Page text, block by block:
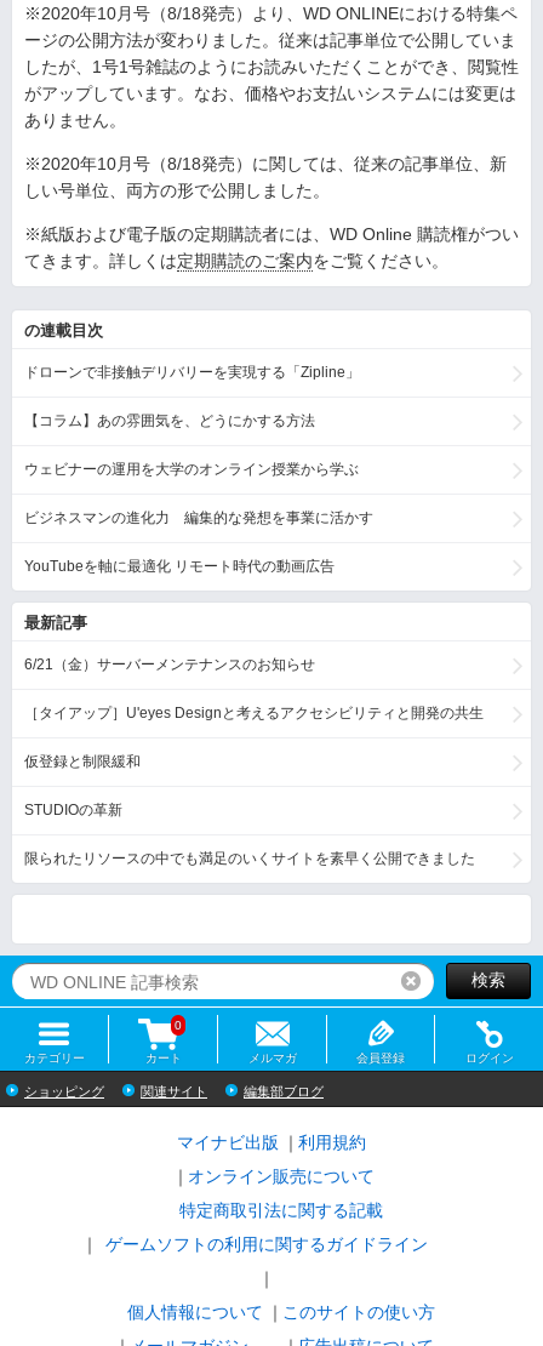
※2020年10月号（8/18発売）より、WD ONLINEにおける特集ペ
ージの公開方法が変わりました。従来は記事単位で公開していま
したが、1号1号雑誌のようにお読みいただくことができ、閲覧性
がアップしています。なお、価格やお支払いシステムには変更は
ありません。
※2020年10月号（8/18発売）に関しては、従来の記事単位、新
しい号単位、両方の形で公開しました。
※紙版および電子版の定期購読者には、WD Online 購読権がつい
てきます。詳しくは定期購読のご案内をご覧ください。
の連載目次
ドローンで非接触デリバリーを実現する「Zipline」
【コラム】あの雰囲気を、どうにかする方法
ウェビナーの運用を大学のオンライン授業から学ぶ
ビジネスマンの進化力 編集的な発想を事業に活かす
YouTubeを軸に最適化 リモート時代の動画広告
最新記事
6/21（金）サーバーメンテナンスのお知らせ
［タイアップ］U'eyes Designと考えるアクセシビリティと開発の共生
仮登録と制限緩和
STUDIOの革新
限られたリソースの中でも満足のいくサイトを素早く公開できました
リセット検索
カテゴリー カート
0
メルマガ 会員登録 ログイン
ショッピング 関連サイト 編集部ブログ
マイナビ出版
利用規約
オンライン販売について
特定商取引法に関する記載
ゲームソフトの利用に関するガイドライン
｜
個人情報について
このサイトの使い方